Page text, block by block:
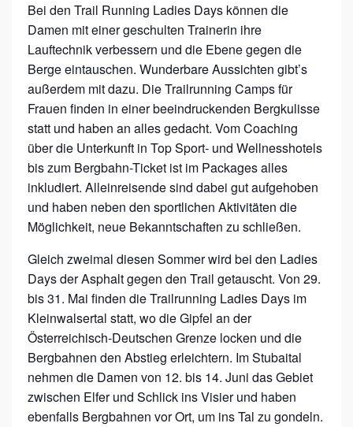
A
M
P
F
Ü
R
F
R
A
U
E
N
Bei den Trail Running Ladies Days können die
Damen mit einer geschulten Trainerin ihre
Lauftechnik verbessern und die Ebene gegen die
Berge eintauschen. Wunderbare Aussichten gibt’s
außerdem mit dazu. Die Trailrunning Camps für
Frauen finden in einer beeindruckenden Bergkulisse
statt und haben an alles gedacht. Vom Coaching
über die Unterkunft in Top Sport- und Wellnesshotels
bis zum Bergbahn-Ticket ist im Packages alles
inkludiert. Alleinreisende sind dabei gut aufgehoben
und haben neben den sportlichen Aktivitäten die
Möglichkeit, neue Bekanntschaften zu schließen.
Gleich zweimal diesen Sommer wird bei den Ladies
Days der Asphalt gegen den Trail getauscht. Von 29.
bis 31. Mai finden die Trailrunning Ladies Days im
Kleinwalsertal statt, wo die Gipfel an der
Österreichisch-Deutschen Grenze locken und die
Bergbahnen den Abstieg erleichtern. Im Stubaital
nehmen die Damen von 12. bis 14. Juni das Gebiet
zwischen Elfer und Schlick ins Visier und haben
ebenfalls Bergbahnen vor Ort, um ins Tal zu gondeln.